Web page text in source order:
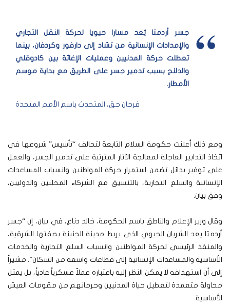
جسر أردمتا يُعد مسارا حيويا لحركة النقل التجاري
والإمدادات الإنسانية من تشاد إلى دارفور وكردفان، بينما
تعطلت حركة المدنيين وعمليات الإغاثة بين كادوقلي
والدلنج بسبب تدمير جسر على الطريق مع بداية موسم
الأمطار.
فرحان حق، المتحدث باسم الأمم المتحدة
ومع ذلك أعلنت حكومة السلام التابعة لتحالف “تأسيس” شروعها في
اتخاذ التدابير العاجلة لمعالجة الآثار المترتبة على تدمير الجسر، والعمل
على توفير بدائل تضمن استمرار حركة المواطنين وانسياب المساعدات
الإنسانية والسلع التجارية، بالتنسيق مع الشركاء المحليين والدوليين،
وفق بيان.
وقال وزير الإعلام والناطق باسم الحكومة، خالد دناع، في بيان، إن “جسر
أردمتا يعد الشريان الحيوي الذي يربط مدينة الجنينة بصفتها الشرقية،
والمنفذ الرئيسي لحركة المواطنين وانسياب السلع التجارية والخدمات
الأساسية والمساعدات الإنسانية إلى قطاعات واسعة من السكان”. مشيراً
إلى أن استهدافه لا يمكن النظر إليه باعتباره عملاً عسكرياً عادياً، بل يمثل
محاولة متعمدة لتعطيل حياة المدنيين وحرمانهم من مقومات العيش
الأساسية.